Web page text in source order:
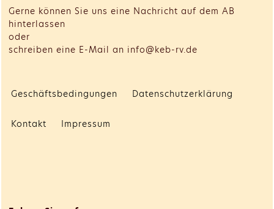
Gerne können Sie uns eine Nachricht auf dem AB
hinterlassen
oder
schreiben eine E-Mail an info@keb-rv.de
Geschäftsbedingungen Datenschutzerklärung
Kontakt Impressum